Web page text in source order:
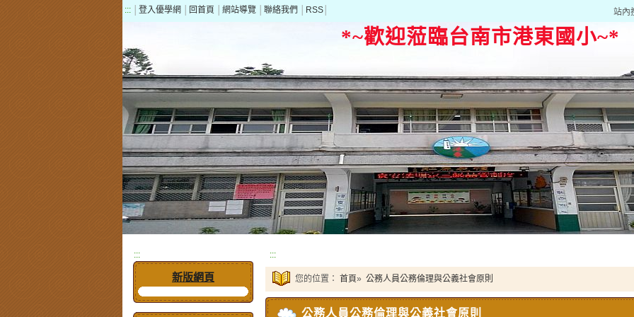
::: 登入優學網 回首頁 網站導覽 聯絡我們 RSS 站
*~歡迎蒞臨台南市港東國小~*
:::
新版網頁
:::
您的位置： 首頁» 公務人員公務倫理與公義社會原則
公務人員公務倫理與公義社會原則